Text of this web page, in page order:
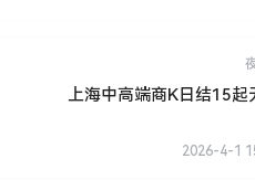
上海中高端商K日结15起
2026-4-1